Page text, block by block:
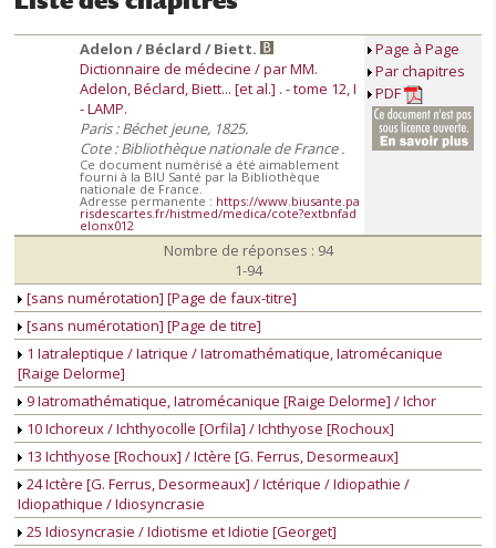
Adelon / Béclard / Biett.
Dictionnaire de médecine / par MM.
Adelon, Béclard, Biett... [et al.] . - tome 12, I
- LAMP.
Paris : Béchet jeune, 1825.
Cote : Bibliothèque nationale de France .
Ce document numérisé a été aimablement
fourni à la BIU Santé par la Bibliothèque
nationale de France.
Adresse permanente : https://www.biusante.pa
risdescartes.fr/histmed/medica/cote?extbnfad
elonx012
Page à Page
Par chapitres
PDF
Nombre de réponses : 94
1-94
[sans numérotation] [Page de faux-titre]
[sans numérotation] [Page de titre]
1 Iatraleptique / Iatrique / Iatromathématique, Iatromécanique
[Raige Delorme]
9 Iatromathématique, Iatromécanique [Raige Delorme] / Ichor
10 Ichoreux / Ichthyocolle [Orfila] / Ichthyose [Rochoux]
13 Ichthyose [Rochoux] / Ictère [G. Ferrus, Desormeaux]
24 Ictère [G. Ferrus, Desormeaux] / Ictérique / Idiopathie /
Idiopathique / Idiosyncrasie
25 Idiosyncrasie / Idiotisme et Idiotie [Georget]